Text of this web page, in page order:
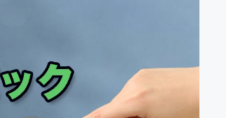
舞台・パ
・雑誌出版